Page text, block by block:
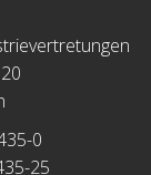
0
25